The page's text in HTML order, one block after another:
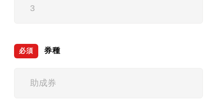
必須 券種